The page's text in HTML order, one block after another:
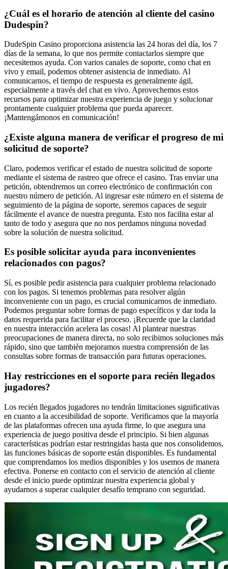
¿Cuál es el horario de atención al cliente del casino
Dudespin?
DudeSpin Casino proporciona asistencia las 24 horas del día, los 7
días de la semana, lo que nos permite contactarlos siempre que
necesitemos ayuda. Con varios canales de soporte, como chat en
vivo y email, podemos obtener asistencia de inmediato. Al
comunicarnos, el tiempo de respuesta es generalmente ágil,
especialmente a través del chat en vivo. Aprovechemos estos
recursos para optimizar nuestra experiencia de juego y solucionar
prontamente cualquier problema que pueda aparecer.
¡Mantengámonos en comunicación!
¿Existe alguna manera de verificar el progreso de mi
solicitud de soporte?
Claro, podemos verificar el estado de nuestra solicitud de soporte
mediante el sistema de rastreo que ofrece el casino. Tras enviar una
petición, obtendremos un correo electrónico de confirmación con
nuestro número de petición. Al ingresar este número en el sistema de
seguimiento de la página de soporte, seremos capaces de seguir
fácilmente el avance de nuestra pregunta. Esto nos facilita estar al
tanto de todo y asegura que no nos perdamos ninguna novedad
sobre la solución de nuestra solicitud.
Es posible solicitar ayuda para inconvenientes
relacionados con pagos?
Sí, es posible pedir asistencia para cualquier problema relacionado
con los pagos. Si tenemos problemas para resolver algún
inconveniente con un pago, es crucial comunicarnos de inmediato.
Podemos preguntar sobre formas de pago específicos y dar toda la
datos requerida para facilitar el proceso. ¡Recuerde que la claridad
en nuestra interacción acelera las cosas! Al plantear nuestras
preocupaciones de manera directa, no solo recibimos soluciones más
rápido, sino que también mejoramos nuestra comprensión de las
consultas sobre formas de transacción para futuras operaciones.
Hay restricciones en el soporte para recién llegados
jugadores?
Los recién llegados jugadores no tendrán limitaciones significativas
en cuanto a la accesibilidad de soporte. Verificamos que la mayoría
de las plataformas ofrecen una ayuda firme, lo que asegura una
experiencia de juego positiva desde el principio. Si bien algunas
características podrían estar restringidas hasta que nos consolidemos,
las funciones básicas de soporte están disponibles. Es fundamental
que comprendamos los medios disponibles y los usemos de manera
efectiva. Ponerse en contacto con el servicio de atención al cliente
desde el inicio puede optimizar nuestra experiencia global y
ayudarnos a superar cualquier desafío temprano con seguridad.